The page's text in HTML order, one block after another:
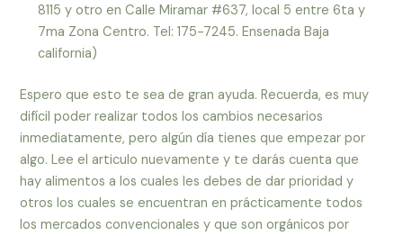
8115 y otro en Calle Miramar #637, local 5 entre 6ta y
7ma Zona Centro. Tel: 175-7245. Ensenada Baja
california)
Espero que esto te sea de gran ayuda. Recuerda, es muy
difícil poder realizar todos los cambios necesarios
inmediatamente, pero algún día tienes que empezar por
algo. Lee el articulo nuevamente y te darás cuenta que
hay alimentos a los cuales les debes de dar prioridad y
otros los cuales se encuentran en prácticamente todos
los mercados convencionales y que son orgánicos por